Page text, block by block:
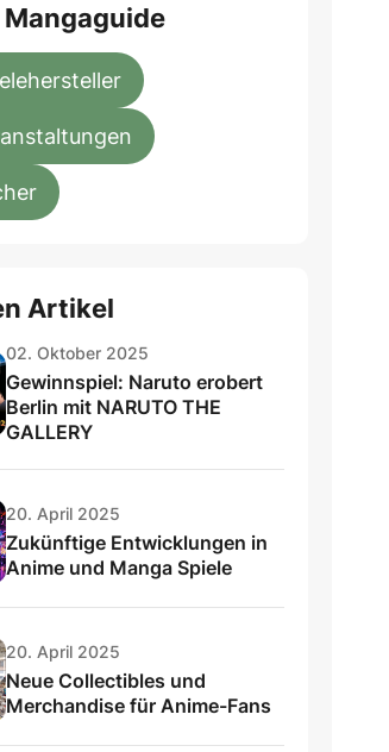
Mangaguide
Artikel
02. Oktober 2025
Gewinnspiel: Naruto erobert
Berlin mit NARUTO THE
GALLERY
20. April 2025
Zukünftige Entwicklungen in
Anime und Manga Spiele
20. April 2025
Neue Collectibles und
Merchandise für Anime-Fans